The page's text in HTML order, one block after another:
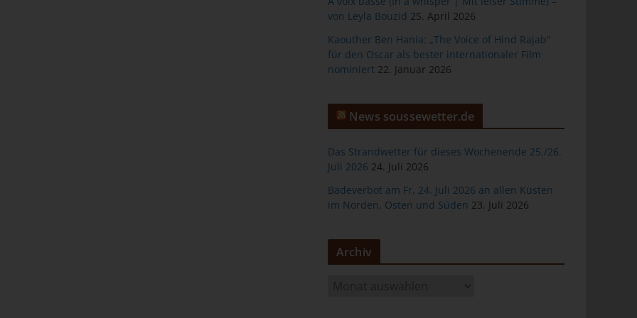
von Leyla Bouzid 25. April 2026
Kaouther Ben Hania: „The Voice of Hind Rajab“
für den Oscar als bester internationaler Film
nominiert 22. Januar 2026
News soussewetter.de
Das Strandwetter für dieses Wochenende 25./26.
Juli 2026 24. Juli 2026
Badeverbot am Fr, 24. Juli 2026 an allen Küsten
im Norden, Osten und Süden 23. Juli 2026
Archiv
in Form einer Erklärung oder einer sonstigen eindeutigen